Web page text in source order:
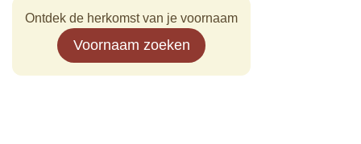
Ontdek de herkomst van je voornaam
Voornaam zoeken